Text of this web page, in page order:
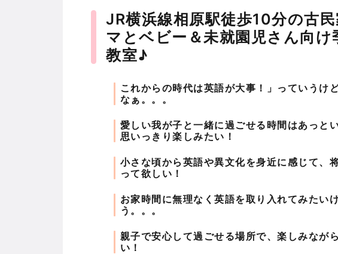
JR横浜線相原駅徒歩10分の古
マとベビー＆未就園児さん向
教室♪
これからの時代は英語が大事！」っていうけ
なぁ。。。
愛しい我が子と一緒に過ごせる時間はあっと
思いっきり楽しみたい！
小さな頃から英語や異文化を身近に感じて、
って欲しい！
お家時間に無理なく英語を取り入れてみたい
う。。。
親子で安心して過ごせる場所で、楽しみなが
い！